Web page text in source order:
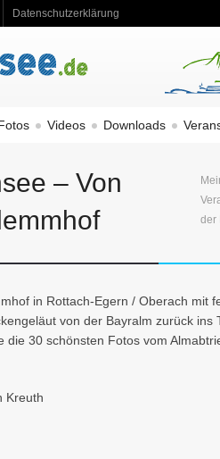
Datenschutzerklärung
Videos Downloads
– Von
der
in Rottach-Egern / Oberach mit
von der Bayralm zurück ins
30 schönsten Fotos vom
Kreuth